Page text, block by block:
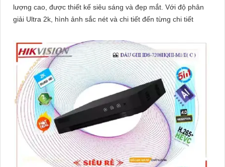
lượng cao, được thiết kế siêu sáng và đẹp mắt. Với độ phân
giải Ultra 2k, hình ảnh sắc nét và chi tiết đến từng chi tiết